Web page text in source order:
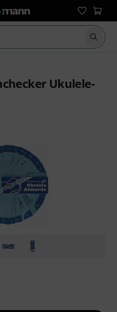
Suche
Ukulele-
aus 39 Kundenbewertungen